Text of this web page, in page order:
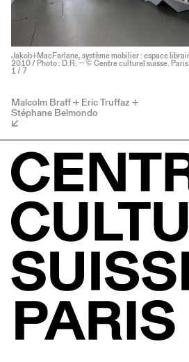
Jakob+MacFarlane, système mobilier : espace
2010 / Photo : D.R. — © Centre culturel suisse. Paris
1 / 7
Malcolm Braff + Eric Truffaz +
Stéphane Belmondo